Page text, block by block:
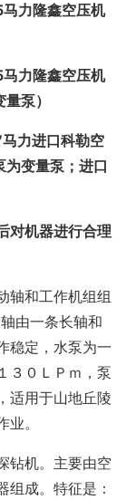
力隆鑫空压机
力隆鑫空压机
泵）
力进口科勒空
变量泵；进口
对机器进行合理
轴和工作机组组
由一条长轴和
稳定，水泵为一
３０ＬＰｍ，泵
适用于山地丘陵
。
钻机。主要由空
组成。特征是：